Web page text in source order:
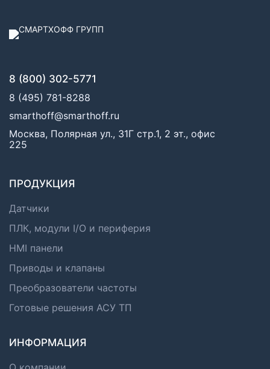
8 (800) 302-5771
8 (495) 781-8288
smarthoff@smarthoff.ru
Москва, Полярная ул., 31Г стр.1, 2 эт., офис
225
ПРОДУКЦИЯ
Датчики
ПЛК, модули I/O и периферия
HMI панели
Приводы и клапаны
Преобразователи частоты
Готовые решения АСУ ТП
ИНФОРМАЦИЯ